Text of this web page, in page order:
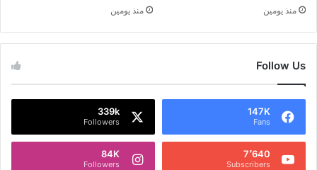
منذ يومين منذ يومين
Follow Us
147K
Fans
339k
Followers
7٬640
Subscribers
84K
Followers